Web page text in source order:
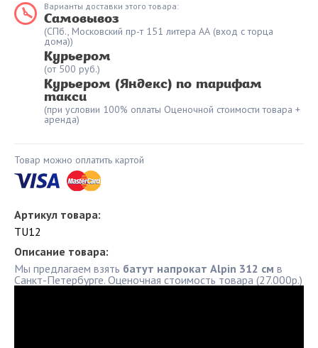
Варианты доставки этого товара:
Самовывоз
(СПб., Московский пр-т 151 литера АА (вход с торца
дома))
Курьером
(от 500 руб.)
Курьером (Яндекс) по тарифам
такси
(при условии 100% оплаты Оценочной стоимости товара +
аренда)
Товар можно оплатить картой
Артикул товара:
TU12
Описание товара:
Мы предлагаем взять батут напрокат Alpin 312 см в
Санкт-Петербурге. Оценочная стоимость товара (27.000р.)